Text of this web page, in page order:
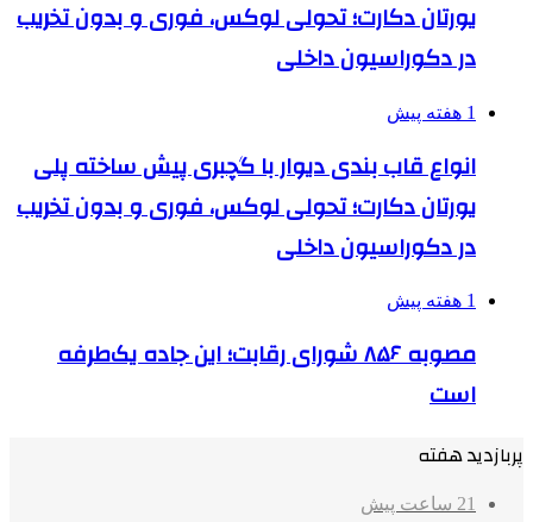
یورتان دکارت؛ تحولی لوکس، فوری و بدون تخریب
در دکوراسیون داخلی
1 هفته پیش
انواع قاب بندی دیوار با گچبری پیش ساخته پلی
یورتان دکارت؛ تحولی لوکس، فوری و بدون تخریب
در دکوراسیون داخلی
1 هفته پیش
مصوبه ۸۵۶ شورای رقابت؛ این جاده یک‌طرفه
است
پربازدید هفته
21 ساعت پیش